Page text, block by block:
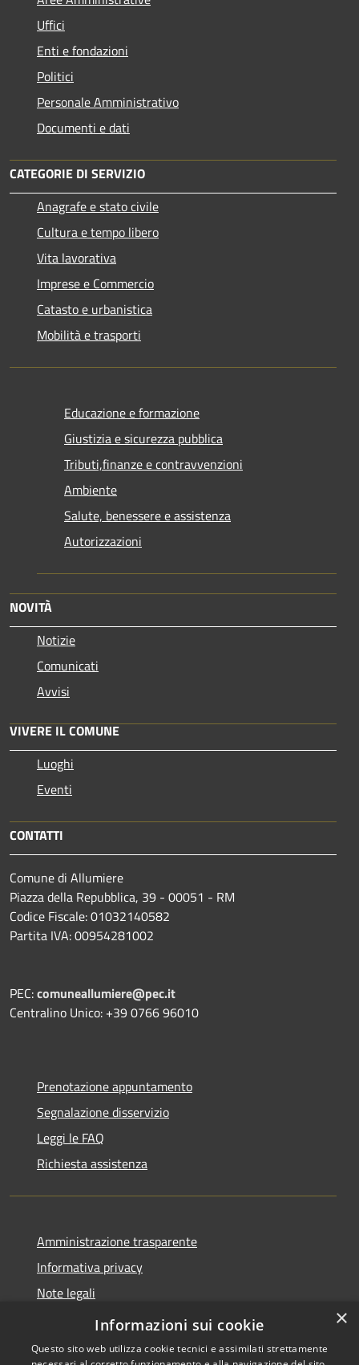
Uffici
Enti e fondazioni
Politici
Personale Amministrativo
Documenti e dati
CATEGORIE DI SERVIZIO
Anagrafe e stato civile
Cultura e tempo libero
Vita lavorativa
Imprese e Commercio
Catasto e urbanistica
Mobilità e trasporti
Educazione e formazione
Giustizia e sicurezza pubblica
Tributi,finanze e contravvenzioni
Ambiente
Salute, benessere e assistenza
Autorizzazioni
NOVITÀ
Notizie
Comunicati
Avvisi
VIVERE IL COMUNE
Luoghi
Eventi
CONTATTI
Comune di Allumiere
Piazza della Repubblica, 39 - 00051 - RM
Codice Fiscale: 01032140582
Partita IVA: 00954281002
PEC:comuneallumiere@pec.it
Centralino Unico: +39 0766 96010
Prenotazione appuntamento
Segnalazione disservizio
Leggi le FAQ
Richiesta assistenza
Amministrazione trasparente
Informativa privacy
Note legali
Dichiarazione di accessibilità
×
Informazioni sui cookie
Questo sito web utilizza cookie tecnici e assimilati strettamente